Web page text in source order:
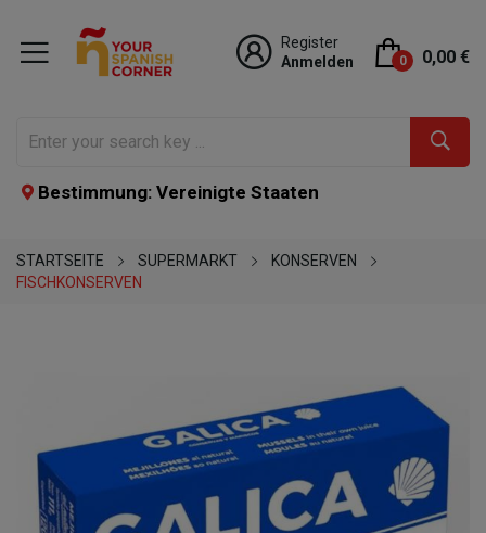
Register
Anmelden
0 0,00 €
Bestimmung: Vereinigte Staaten
STARTSEITE SUPERMARKT
KONSERVEN
FISCHKONSERVEN